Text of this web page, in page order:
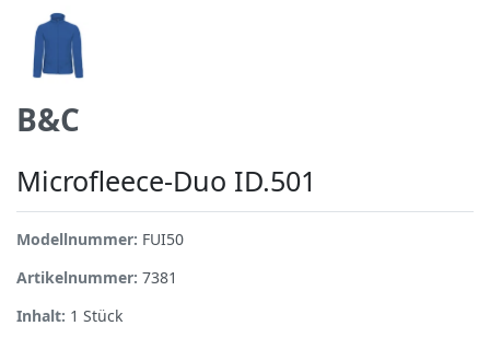
B&C
Microfleece-Duo ID.501
Modellnummer: FUI50
Artikelnummer: 7381
Inhalt: 1 Stück